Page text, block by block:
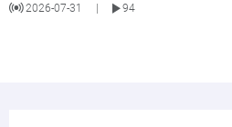
2026-07-31 94